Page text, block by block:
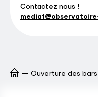
Contactez nous !
Ouverture des bars après minuit : du